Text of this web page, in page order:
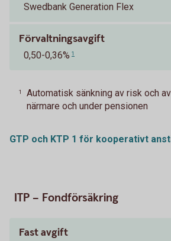
Swedbank Generation Flex
Förvaltningsavgift
0,50-0,36% 1
1
Automatisk sänkning av risk och
närmare och under pensionen
GTP och KTP 1 för kooperativt
ITP – Fondförsäkring
Fast avgift